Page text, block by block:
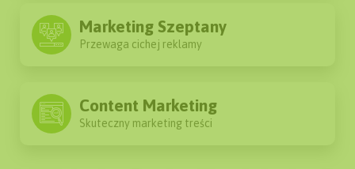
Marketing Szeptany
Przewaga cichej reklamy
Content Marketing
Skuteczny marketing treści